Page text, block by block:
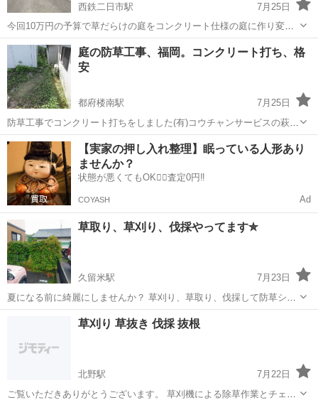
西鉄二日市駅
7月25日
今回10万円の予算で草だらけの庭をコンクリート仕様の庭に作り変え
ました、格安工事であなたもいかがでしょうか、詳しくは工事屋コウ
チャンサービスで検索してください
福岡 筑紫野市 西鉄二日市駅 剪定/造園 格安
庭の防草工事、福岡。コンクリート打ち、格
安
都府楼南駅
7月25日
防草工事でコンクリート打ちをしました(有)コウチャンサービスの萩尾
といいます、草のことでお悩みの方はご相談ください
福岡 筑紫野市 都府楼南駅 その他 格安
【実家の押し入れ整理】眠っている人形あり
ませんか？
状態が悪くてもOK🙆‍♀️査定0円‼️
COYASH Ad
草取り、草刈り、伐採やってます✮
久留米駅
7月23日
夏になる前に綺麗にしませんか？ 草刈り、草取り、伐採して防草シー
トや砂利引きもオススメです！ 気になる方連絡ください！ ＃エアコン
クリーニング ＃ハウスクリーニング ＃片付け ＃トイレ、キッチン、
久留米市 久留米駅 草刈り
草刈り 草抜き 伐採 抜根
北野駅
7月22日
ご覧いただきありがとうございます。 草刈機による除草作業とチェー